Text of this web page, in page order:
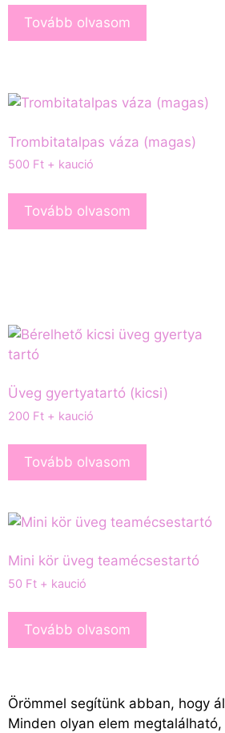
Tovább olvasom
Trombitatalpas váza (magas)
500 Ft + kaució
Tovább olvasom
Üveg gyertyatartó (kicsi)
200 Ft + kaució
Tovább olvasom
Mini kör üveg teamécsestartó
50 Ft + kaució
Tovább olvasom
Örömmel segítünk abban, hogy
Minden olyan elem